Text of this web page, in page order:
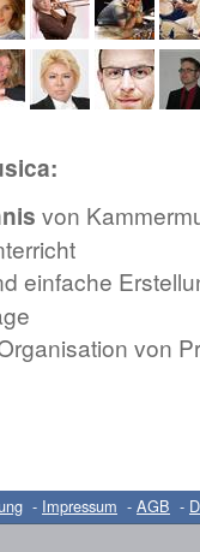
von
einfache
von
- Impressum - AGB -